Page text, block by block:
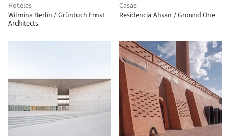
Hoteles
Wilmina Berlín / Grüntuch Ernst
Architects
Casas
Residencia Ahsan / Ground One